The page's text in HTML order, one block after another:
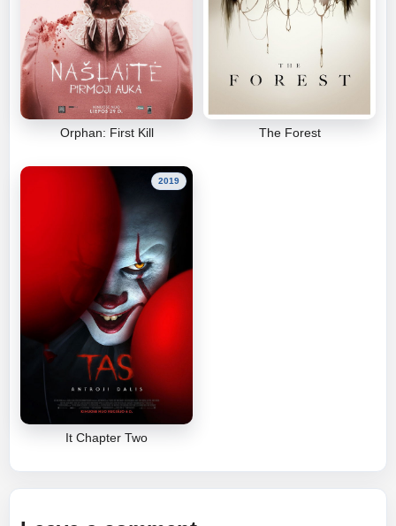
Orphan: First Kill The Forest
2019
It Chapter Two